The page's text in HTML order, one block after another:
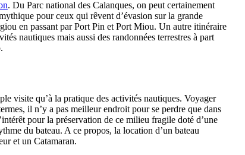
. Du Parc national des Calanques, on peut certainement
pour ceux qui rêvent d’évasion sur la grande
en passant par Port Pin et Port Miou. Un autre itinéraire
nautiques mais aussi des randonnées terrestres à part
visite qu’à la pratique des activités nautiques. Voyager
il n’y a pas meilleur endroit pour se perdre que dans
pour la préservation de ce milieu fragile doté d’une
du bateau. A ce propos, la location d’un bateau
et un Catamaran.